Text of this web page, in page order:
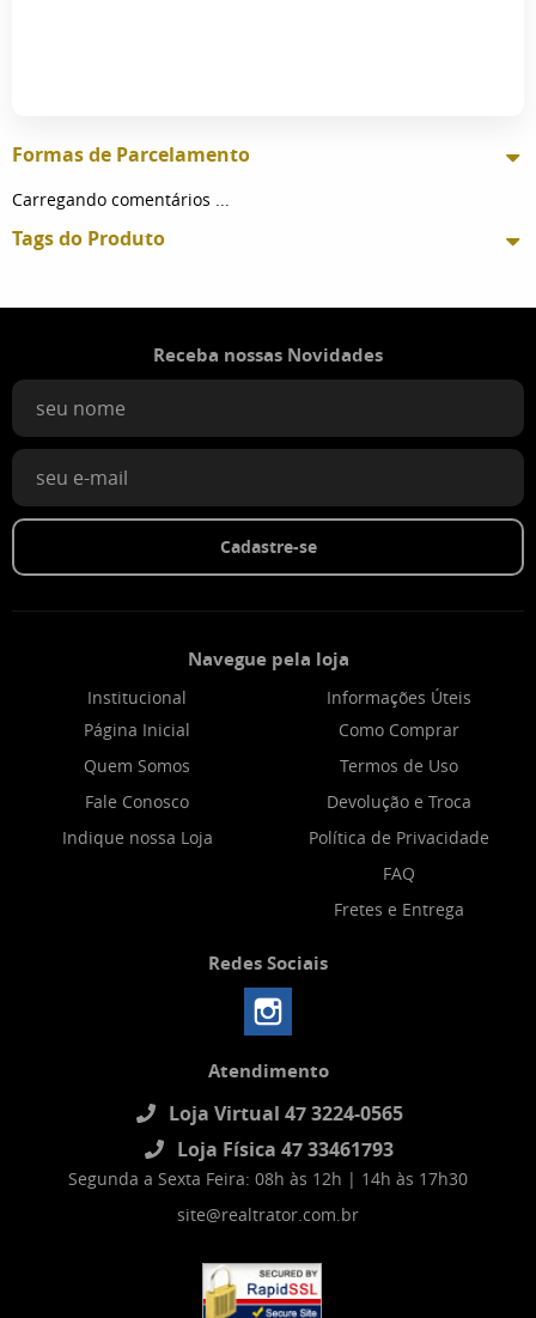
Formas de Parcelamento
Carregando comentários ...
Tags do Produto
Receba nossas Novidades
Cadastre-se
Navegue pela loja
Institucional
Página Inicial
Quem Somos
Fale Conosco
Indique nossa Loja
Informações Úteis
Como Comprar
Termos de Uso
Devolução e Troca
Política de Privacidade
FAQ
Fretes e Entrega
Redes Sociais
Atendimento
Loja Virtual 47 3224-0565
Loja Física 47 33461793
Segunda a Sexta Feira: 08h às 12h | 14h às 17h30
site@realtrator.com.br